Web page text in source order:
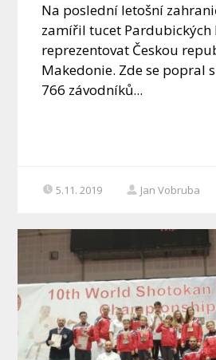
Na poslední letošní
zamířil tucet Pardubických
reprezentovat Českou
Makedonie. Zde se popral
766 závodníků...
5.11. 2019 Jan Vobruba